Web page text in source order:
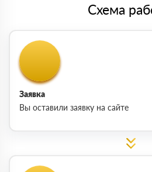
Схема
Заявка
Вы оставили заявку на сайте